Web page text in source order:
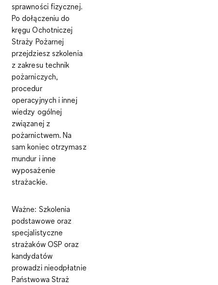
sprawności fizycznej.
Po dołączeniu do
kręgu Ochotniczej
Straży Pożarnej
przejdziesz szkolenia
z zakresu technik
pożarniczych,
procedur
operacyjnych i innej
wiedzy ogólnej
związanej z
pożarnictwem. Na
sam koniec otrzymasz
mundur i inne
wyposażenie
strażackie.
Ważne: Szkolenia
podstawowe oraz
specjalistyczne
strażaków OSP oraz
kandydatów
prowadzi nieodpłatnie
Państwowa Straż